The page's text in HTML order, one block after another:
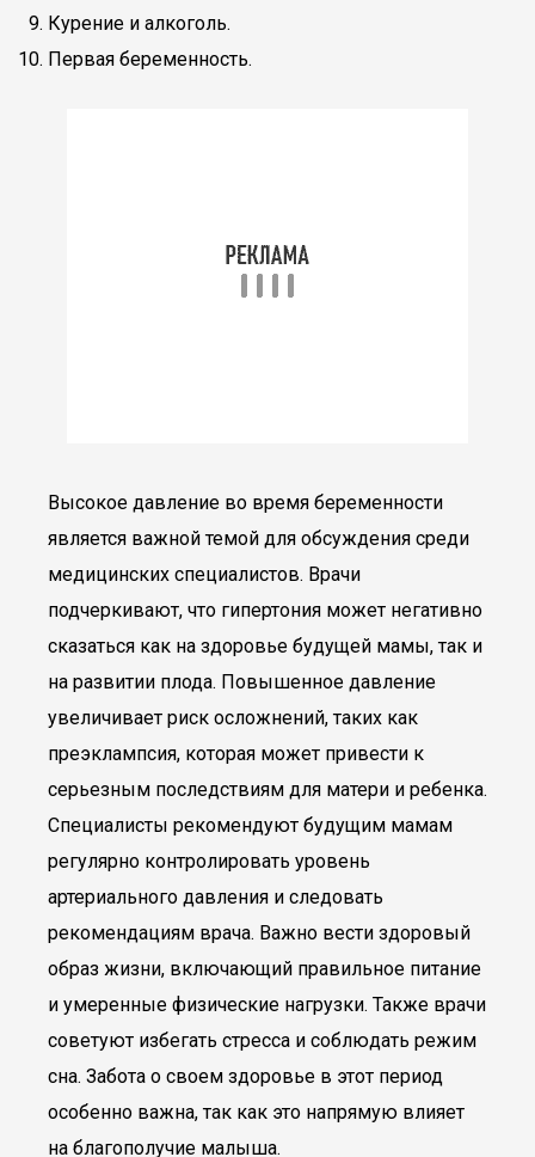
Курение и алкоголь.
Первая беременность.
Высокое давление во время беременности
является важной темой для обсуждения среди
медицинских специалистов. Врачи
подчеркивают, что гипертония может негативно
сказаться как на здоровье будущей мамы, так и
на развитии плода. Повышенное давление
увеличивает риск осложнений, таких как
преэклампсия, которая может привести к
серьезным последствиям для матери и ребенка.
Специалисты рекомендуют будущим мамам
регулярно контролировать уровень
артериального давления и следовать
рекомендациям врача. Важно вести здоровый
образ жизни, включающий правильное питание
и умеренные физические нагрузки. Также врачи
советуют избегать стресса и соблюдать режим
сна. Забота о своем здоровье в этот период
особенно важна, так как это напрямую влияет
на благополучие малыша.